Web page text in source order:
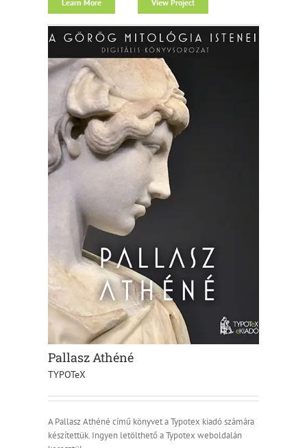
Learn More View Project
Pallasz Athéné
TYPOTeX
A Pallasz Athéné című könyvet a Typotex kiadó számára
készítettük. Ingyen letölthető a Typotex weboldalán